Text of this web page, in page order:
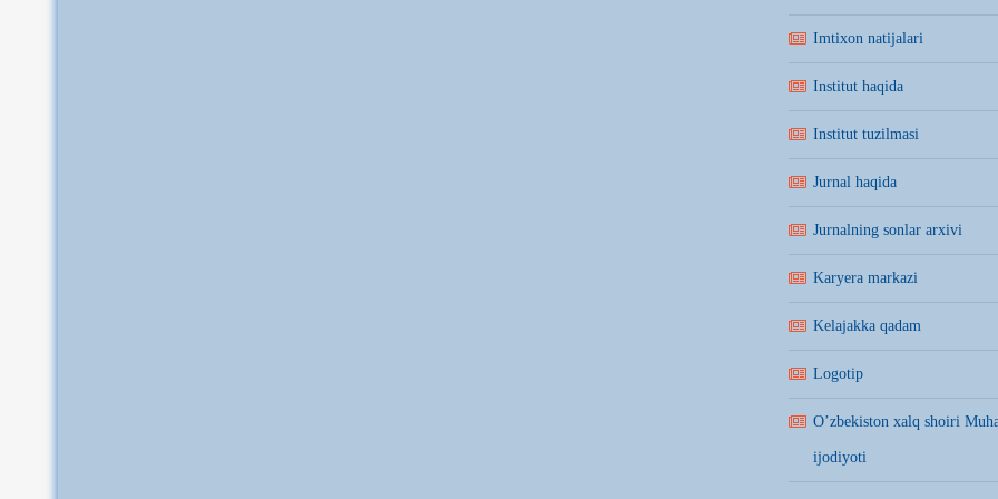
Imtixon natijalari
Institut haqida
Institut tuzilmasi
Jurnal haqida
Jurnalning sonlar arxivi
Karyera markazi
Kelajakka qadam
Logotip
O’zbekiston xalq shoiri
ijodiyoti